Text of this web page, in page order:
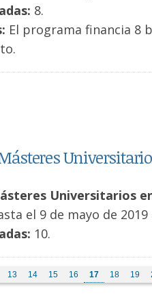
8.
El programa financia 8
Universitarios
el 9 de mayo de
10.
13 14 15 16 17 18 19